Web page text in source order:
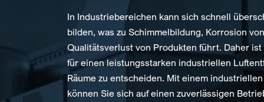
In Industriebereichen kann sich schnell
bilden, was zu Schimmelbildung, Korrosion
Qualitätsverlust von Produkten führt. Daher
für einen leistungsstarken industriellen
Räume zu entscheiden. Mit einem
können Sie sich auf einen zuverlässigen